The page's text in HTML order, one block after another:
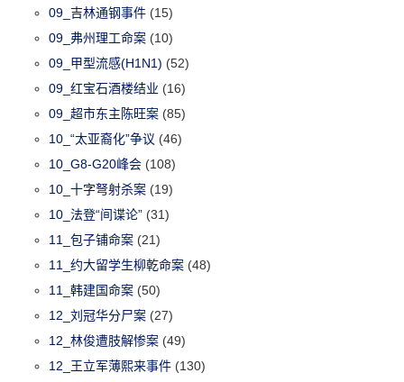
09_吉林通钢事件 (15)
09_弗州理工命案 (10)
09_甲型流感(H1N1) (52)
09_红宝石酒楼结业 (16)
09_超市东主陈旺案 (85)
10_“太亚裔化”争议 (46)
10_G8-G20峰会 (108)
10_十字弩射杀案 (19)
10_法登“间谍论” (31)
11_包子铺命案 (21)
11_约大留学生柳乾命案 (48)
11_韩建国命案 (50)
12_刘冠华分尸案 (27)
12_林俊遭肢解惨案 (49)
12_王立军薄熙来事件 (130)